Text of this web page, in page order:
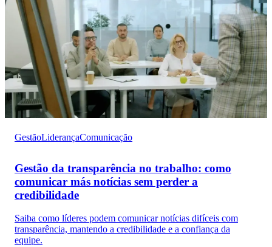
GestãoLiderançaComunicação
Gestão da transparência no trabalho: como
comunicar más notícias sem perder a
credibilidade
Saiba como líderes podem comunicar notícias difíceis com
transparência, mantendo a credibilidade e a confiança da
equipe.